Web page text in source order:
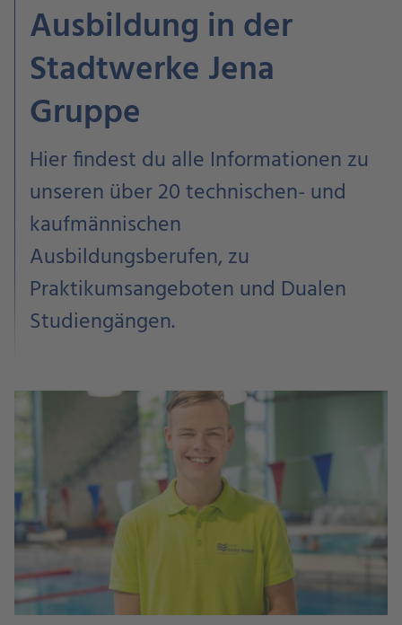
Ausbildung in der
Stadtwerke Jena
Gruppe
Hier findest du alle Informationen zu
unseren über 20 technischen- und
kaufmännischen
Ausbildungsberufen, zu
Praktikumsangeboten und Dualen
Studiengängen.